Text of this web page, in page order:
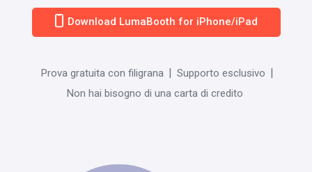
Download LumaBooth for iPhone/iPad
Prova gratuita con filigrana
Supporto esclusivo
Non hai bisogno di una carta di credito